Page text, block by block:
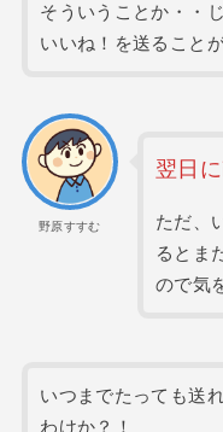
そういうことか・・
いいね！を送ること
野原すすむ
翌日
ただ、
るとま
ので気
いつまでたっても送
わけか？！